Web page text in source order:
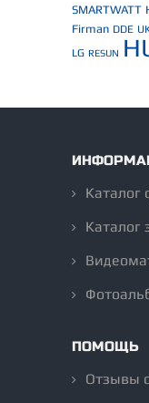
SMARTWATT
Firman DDE
LG RESUN
Каталог
Каталог
ПОМОЩЬ
Отзывы